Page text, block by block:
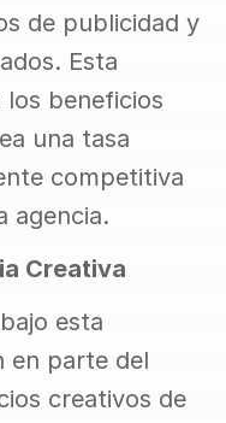
de publicidad y
Esta
beneficios
una tasa
competitiva
agencia.
Creativa
esta
en parte del
creativos de